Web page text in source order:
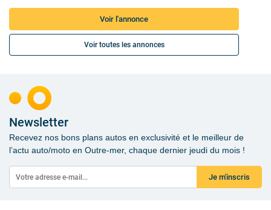
Voir l'annonce
Voir toutes les annonces
Newsletter
Recevez nos bons plans autos en exclusivité et le meilleur de
l’actu auto/moto en Outre-mer, chaque dernier jeudi du mois !
Je m'inscris